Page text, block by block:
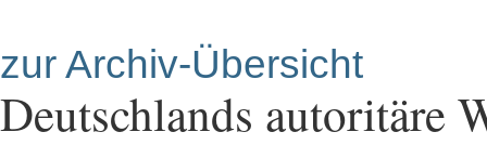
zur Archiv-Übersicht
Deutschlands autoritäre